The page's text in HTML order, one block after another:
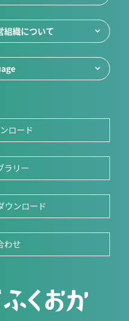
組織について
ロード
ラリー
ウンロード
わせ